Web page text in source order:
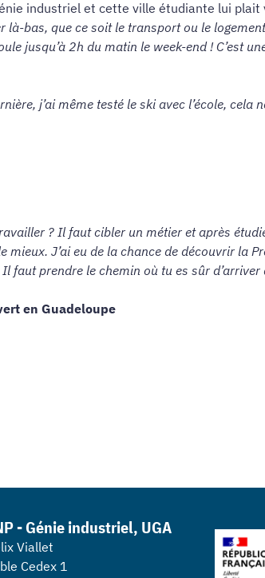
industriel et cette ville étudiante lui plait
bas, que ce soit le transport ou le
jusqu’à 2h du matin le week-end ! C’est
j’ai même testé le ski avec l’école, cela
? Il faut cibler un métier et après
J’ai eu de la chance de découvrir la
faut prendre le chemin où tu es sûr
en Guadeloupe
- Génie industriel, UGA
Viallet
Cedex 1